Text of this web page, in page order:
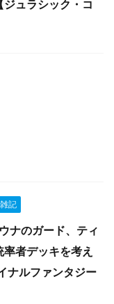
ュラシック・コ
雑記
ナのガード、ティ
者デッキを考え
ナルファンタジー